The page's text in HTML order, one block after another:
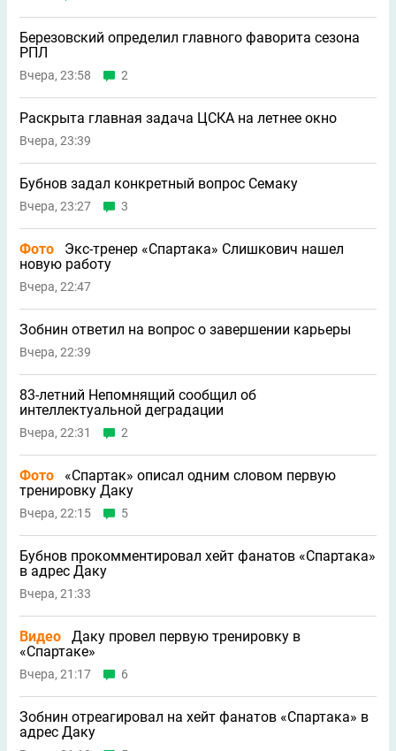
Березовский определил главного фаворита сезона
РПЛ
Вчера, 23:58 2
Раскрыта главная задача ЦСКА на летнее окно
Вчера, 23:39
Бубнов задал конкретный вопрос Семаку
Вчера, 23:27 3
Фото
Экс-тренер «Спартака» Слишкович нашел
новую работу
Вчера, 22:47
Зобнин ответил на вопрос о завершении карьеры
Вчера, 22:39
83-летний Непомнящий сообщил об
интеллектуальной деградации
Вчера, 22:31 2
Фото
«Спартак» описал одним словом первую
тренировку Даку
Вчера, 22:15 5
Бубнов прокомментировал хейт фанатов «Спартака»
в адрес Даку
Вчера, 21:33
Видео
Даку провел первую тренировку в
«Спартаке»
Вчера, 21:17 6
Зобнин отреагировал на хейт фанатов «Спартака» в
адрес Даку